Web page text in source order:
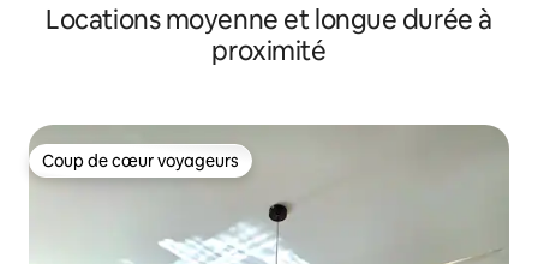
Locations moyenne et longue durée à
proximité
Coup de cœur voyageurs
Coup de cœur voyageurs